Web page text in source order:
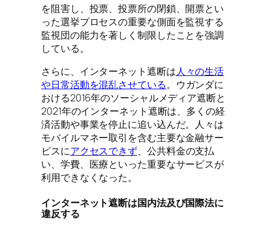
を阻害し、投票、投票所の閉鎖、開票とい
った選挙プロセスの重要な側面を監視する
監視団の能力を著しく制限したことを強調
している。
さらに、インターネット遮断は人々の生活
や日常活動を混乱させている。ウガンダに
おける2016年のソーシャルメディア遮断と
2021年のインターネット遮断は、多くの経
済活動や事業を停止に追い込んだ。人々は
モバイルマネー取引を含む主要な金融サー
ビスにアクセスできず、公共料金の支払
い、学費、医療といった重要なサービスが
利用できなくなった。
インターネット遮断は国内法及び国際法に
違反する